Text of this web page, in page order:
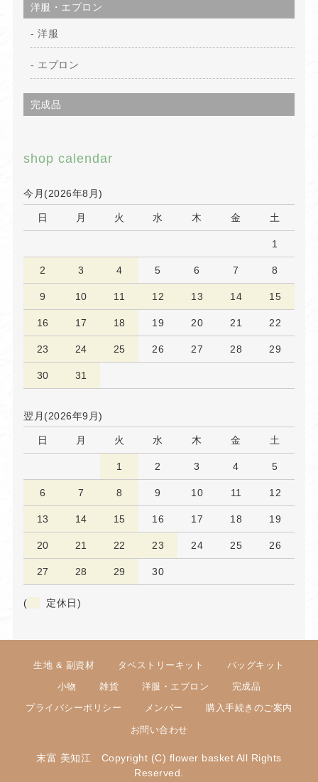
洋服・エプロン
洋服
エプロン
完成品
shop calendar
今月(2026年8月)
日 月 火 水 木 金 土
1
2 3 4 5 6 7 8
9 10 11 12 13 14 15
16 17 18 19 20 21 22
23 24 25 26 27 28 29
30 31
翌月(2026年9月)
日 月 火 水 木 金 土
1 2 3 4 5
6 7 8 9 10 11 12
13 14 15 16 17 18 19
20 21 22 23 24 25 26
27 28 29 30
( 定休日)
生地 & 副資材 タペストリーキット バッグキット
小物 雑貨 洋服・エプロン 完成品
プライバシーポリシー メンバー 購入手続きのご案内
お問い合わせ
末富 美知江 Copyright (C) flower basket All Rights
Reserved.